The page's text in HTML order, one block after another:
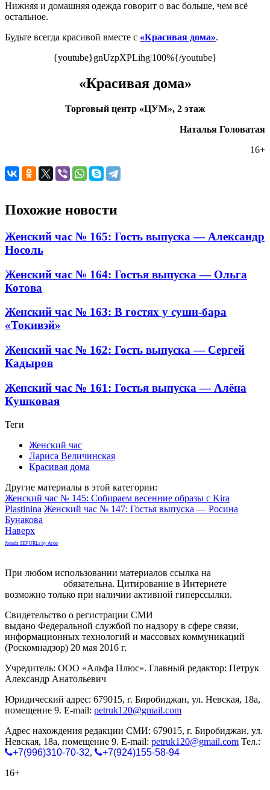
Нижняя и домашняя одежда говорит о вас больше, чем всё
остальное.
Будьте всегда красивой вместе с «Красивая дома».
{youtube}gnUzpXPLihg|100%{/youtube}
«Красивая дома»
Торговый центр «ЦУМ», 2 этаж
Наталья Головатая
16+
Похожие новости
Женский час № 165: Гость выпуска — Александр
Носоль
Женский час № 164: Гостья выпуска — Ольга
Котова
Женский час № 163: В гостях у суши-бара
«Токивэй»
Женский час № 162: Гость выпуска — Сергей
Кадыров
Женский час № 161: Гостья выпуска — Алёна
Кушковая
Теги
Женский час
Лариса Величинская
Красивая дома
Другие материалы в этой категории:
Женский час № 145: Собираем весенние образы с Kira
Plastinina Женский час № 147: Гостья выпуска — Росина
Бунакова
Наверх
Joomla SEF URLs by Artio
При любом использовании материалов ссылка на
обязательна. Цитирование в Интернете
возможно только при наличии активной гиперссылки.
Свидетельство о регистрации СМИ
выдано Федеральной службой по надзору в сфере связи,
информационных технологий и массовых коммуникаций
(Роскомнадзор) 20 мая 2016 г.
Учредитель: ООО «Альфа Плюс». Главный редактор: Петрук
Александр Анатольевич
Юридический адрес: 679015, г. Биробиджан, ул. Невская, 18а,
помещение 9. E-mail: petruk120@gmail.com
Адрес нахождения редакции СМИ: 679015, г. Биробиджан, ул.
Невская, 18а, помещение 9. E-mail: petruk120@gmail.com Тел.:
+7(996)310-70-32,
+7(924)155-58-94
16+